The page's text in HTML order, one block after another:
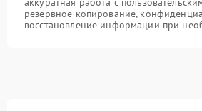
резервное копирование,
восстановление информации при